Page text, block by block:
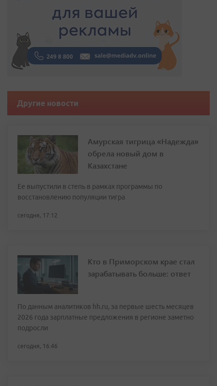
Другие новости
Амурская тигрица «Надежда»
обрела новый дом в
Казахстане
Ее выпустили в степь в рамках программы по
восстановлению популяции тигра
сегодня, 17:12
Кто в Приморском крае стал
зарабатывать больше: ответ
По данным аналитиков hh.ru, за первые шесть месяцев
2026 года зарплатные предложения в регионе заметно
подросли
сегодня, 16:46